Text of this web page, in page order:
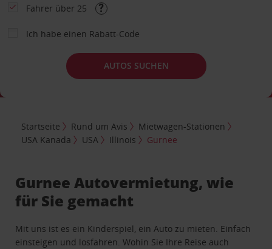
Fahrer über 25
Ich habe einen Rabatt-Code
AUTOS SUCHEN
Startseite Rund um Avis
Mietwagen-Stationen
USA Kanada
USA Illinois Gurnee
Gurnee Autovermietung, wie
für Sie gemacht
Mit uns ist es ein Kinderspiel, ein Auto zu mieten. Einfach
einsteigen und losfahren. Wohin Sie Ihre Reise auch